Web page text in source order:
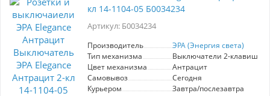
монтажа делает ее доступной даже для
надежность и долговечность, что
пользователей. Выбирая эту розетку, вы
получаете не только практичное, но и
эстетически привлекательное решение для
вашего дома или офиса.
кл 14-1104-05 Б0034234
Артикул: Б0034234
Производитель
ЭРА (Энергия света)
Тип механизма
Выключатели 2-
Цвет механизма
Антрацит
Самовывоз
Сегодня
Курьером
Завтра/послезавтра